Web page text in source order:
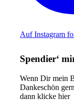
Auf Instagram
Spendier‘
Wenn Dir mein
Dankeschön
dann klicke hier